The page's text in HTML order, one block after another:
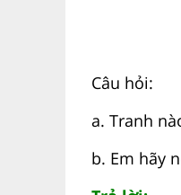
Câu hỏi:
a. Tranh
b. Em hãy